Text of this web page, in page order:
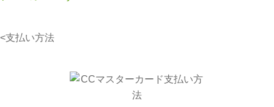
<支払い方法